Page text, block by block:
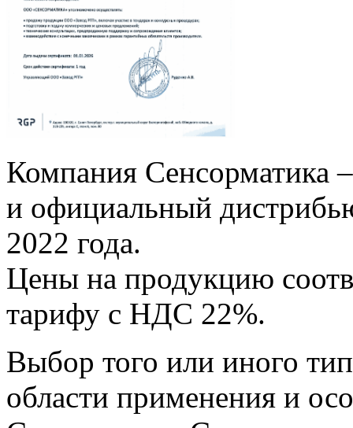
Компания Сенсорматика
и официальный
2022 года.
Цены на продукцию
тарифу с НДС 22%.
Выбор того или иного
области применения и